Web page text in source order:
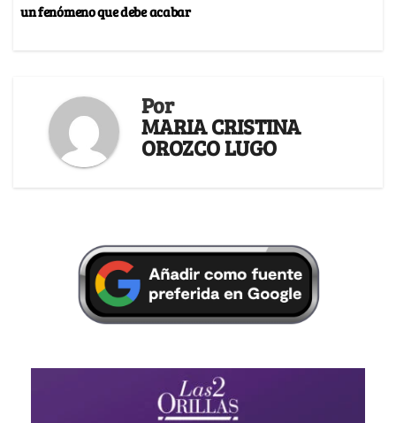
un fenómeno que debe acabar
Por
MARIA CRISTINA
OROZCO LUGO